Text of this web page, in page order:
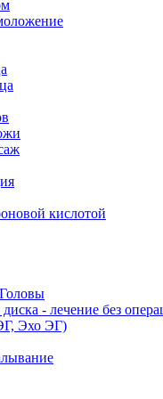
кислотой
- лечение без
Эхо ЭГ)